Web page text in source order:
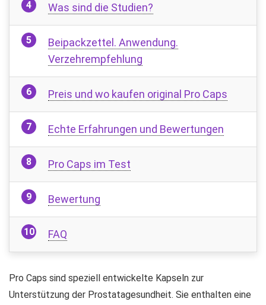
Was sind die Studien?
Beipackzettel. Anwendung.
Verzehrempfehlung
Preis und wo kaufen original Pro Caps
Echte Erfahrungen und Bewertungen
Pro Caps im Test
Bewertung
FAQ
Pro Caps sind speziell entwickelte Kapseln zur
Unterstützung der Prostatagesundheit. Sie enthalten eine